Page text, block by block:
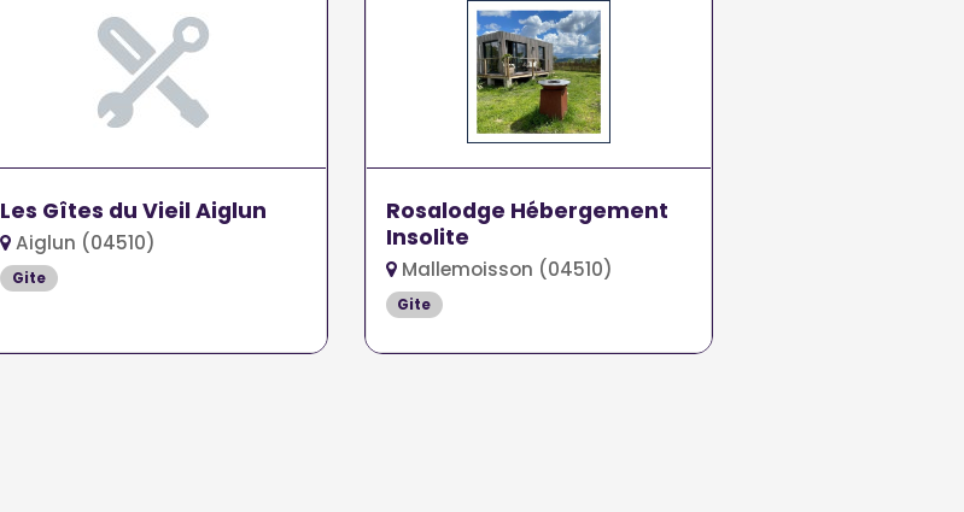
Les Gîtes du Vieil Aiglun
Aiglun (04510)
Gite
Rosalodge Hébergement
Insolite
Mallemoisson (04510)
Gite